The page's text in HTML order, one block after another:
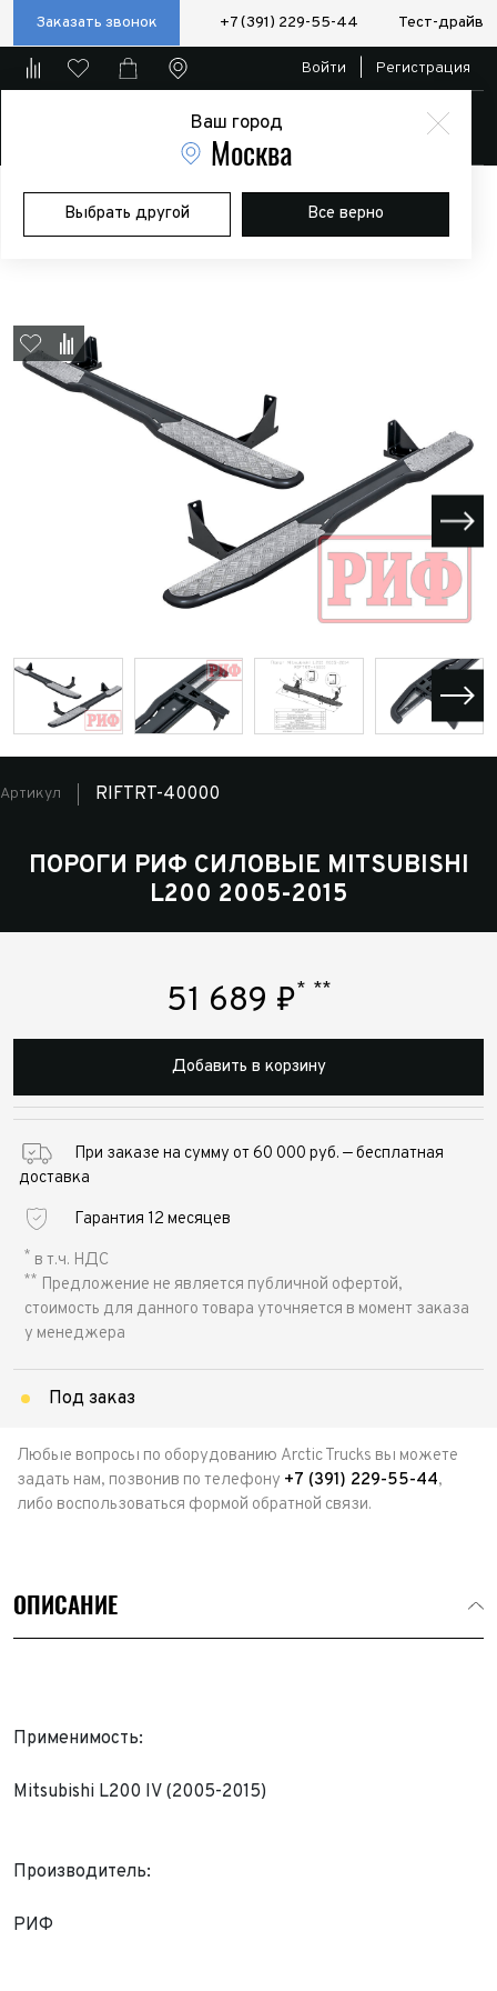
Заказать звонок +7 (391) 229-55-44 Тест-драйв
Ваш город
Москва
Выбрать другой Все верно
Войти Регистрация
Главная Магазин Дополнительное оборудование
Силовые
бампера/пороги/калитки
Пороги РИФ силовые Mitsubishi L200
2005-2015
Артикул RIFTRT-40000
ПОРОГИ РИФ СИЛОВЫЕ MITSUBISHI
L200 2005-2015
51 689 ₽* **
Добавить в корзину
При заказе на сумму от 60 000 руб. — бесплатная
доставка
Гарантия 12 месяцев
* в т.ч. НДС
** Предложение не является публичной офертой,
стоимость для данного товара уточняется в момент заказа
у менеджера
Под заказ
Любые вопросы по оборудованию Arctic Trucks вы можете
задать нам, позвонив по телефону +7 (391) 229-55-44,
либо воспользоваться формой обратной связи.
ОПИСАНИЕ
Применимость:
Mitsubishi L200 IV (2005-2015)
Производитель:
РИФ